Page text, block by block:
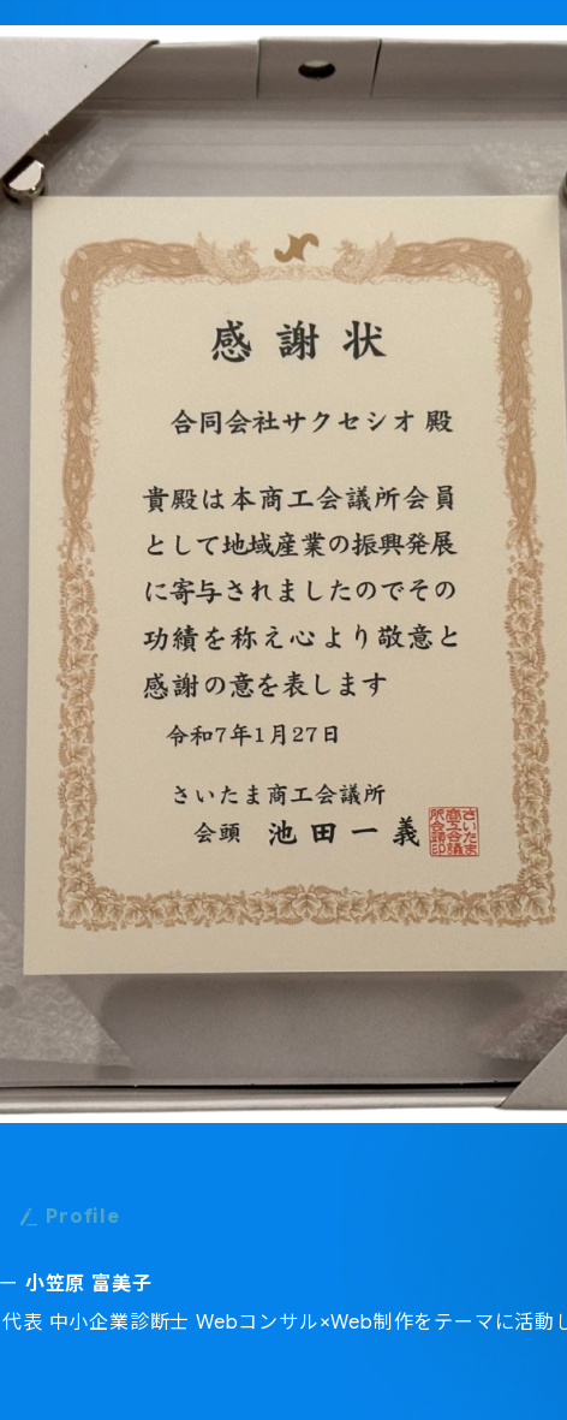
Profile
小笠原 富美子
表 中小企業診断士 Webコンサル×Web制作をテーマに活動